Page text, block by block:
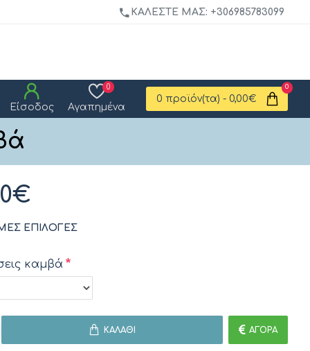
ΚΑΛΈΣΤΕ ΜΑΣ: +306985783099
Είσοδος Αγαπημένα
0
0 προϊόν(τα) - 0,00€
0
ΕΠΙΛΟΓΈΣ
καμβά
ΚΑΛΆΘΙ ΑΓΟΡΆ